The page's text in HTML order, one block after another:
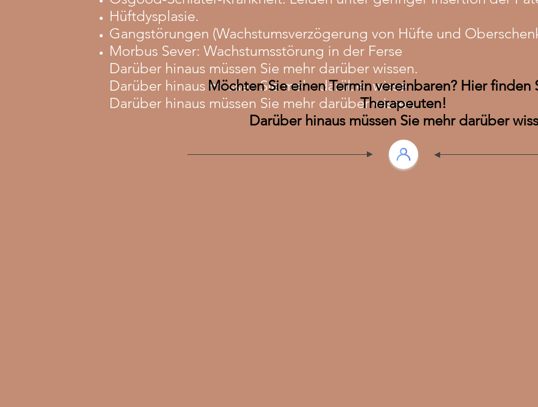
Hüftdysplasie.
Gangstörungen (Wachstumsverzögerung von Hüfte und
Morbus Sever: Wachstumsstörung in der Ferse
Darüber hinaus müssen Sie mehr darüber wissen.
Darüber hinaus müssen Sie mehr darüber wissen.
Darüber hinaus müssen Sie mehr darüber wissen.
Darüber hinaus müssen Sie mehr darüber
Möchten Sie einen Termin vereinbaren? Hier finden
Therapeuten!